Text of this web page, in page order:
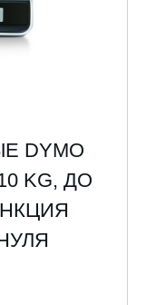
DYMO
KG, ДО